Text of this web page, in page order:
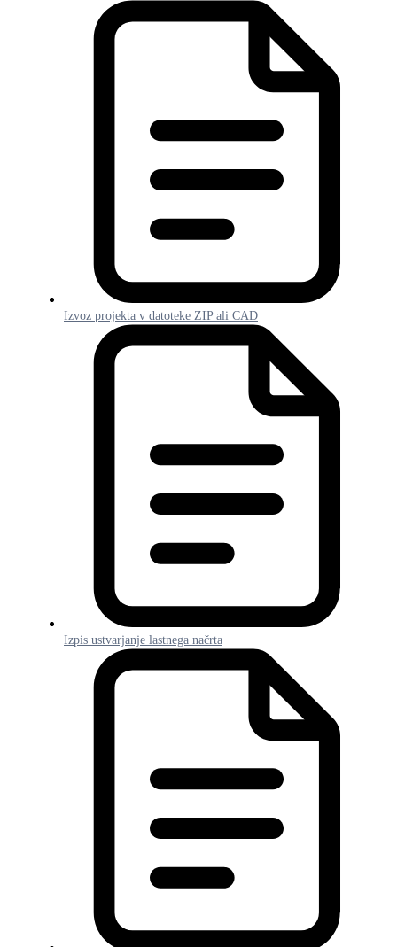
Izvoz projekta v datoteke ZIP ali CAD
Izpis ustvarjanje lastnega načrta